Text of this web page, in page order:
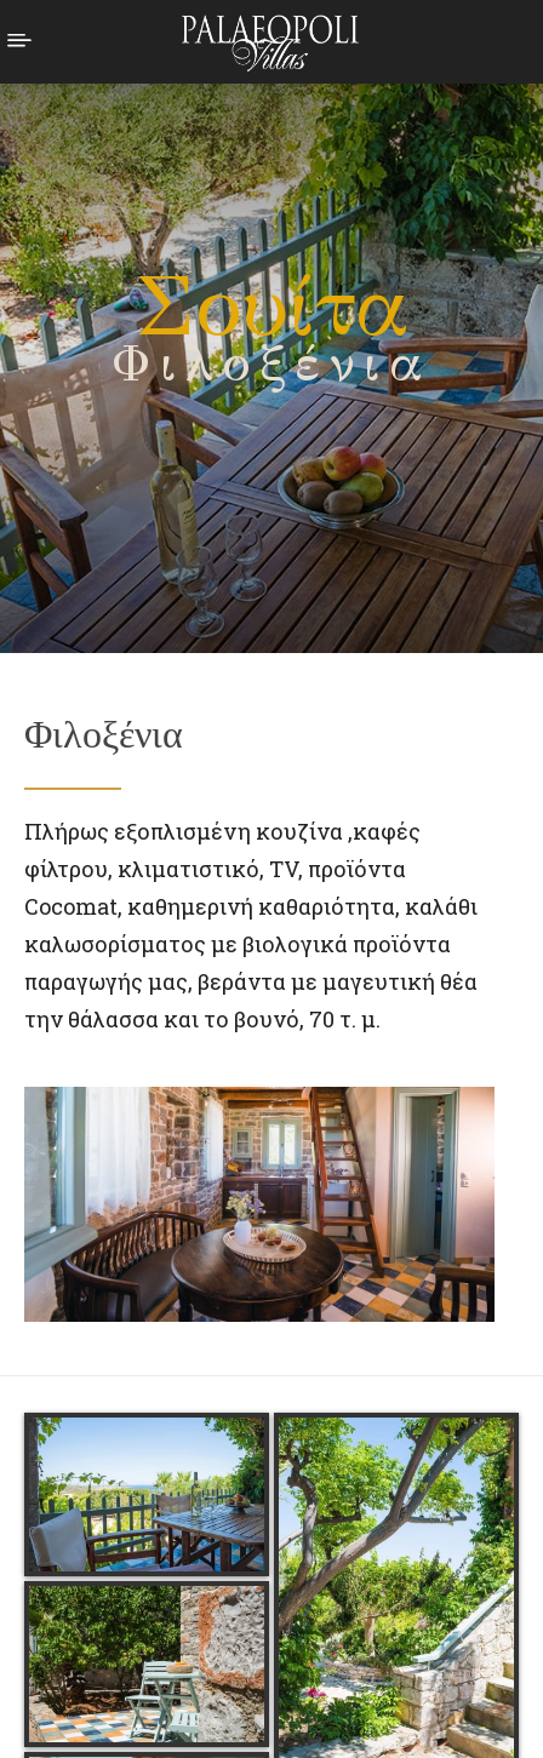
Σουίτα
Φιλοξένια
Φιλοξένια
Πλήρως εξοπλισμένη κουζίνα ,καφές
φίλτρου, κλιματιστικό, TV, προϊόντα
Cocomat, καθημερινή καθαριότητα, καλάθι
καλωσορίσματος με βιολογικά προϊόντα
παραγωγής μας, βεράντα με μαγευτική θέα
την θάλασσα και το βουνό, 70 τ. μ.